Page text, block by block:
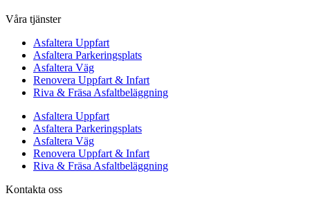
Våra tjänster
Asfaltera Uppfart
Asfaltera Parkeringsplats
Asfaltera Väg
Renovera Uppfart & Infart
Riva & Fräsa Asfaltbeläggning
Asfaltera Uppfart
Asfaltera Parkeringsplats
Asfaltera Väg
Renovera Uppfart & Infart
Riva & Fräsa Asfaltbeläggning
Kontakta oss